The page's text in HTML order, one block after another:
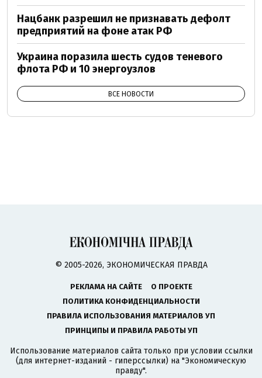
Нацбанк разрешил не признавать дефолт
предприятий на фоне атак РФ
Украина поразила шесть судов теневого
флота РФ и 10 энергоузлов
ВСЕ НОВОСТИ
© 2005-2026, ЭКОНОМИЧЕСКАЯ ПРАВДА
РЕКЛАМА НА САЙТЕ
О ПРОЕКТЕ
ПОЛИТИКА КОНФИДЕНЦИАЛЬНОСТИ
ПРАВИЛА ИСПОЛЬЗОВАНИЯ МАТЕРИАЛОВ УП
ПРИНЦИПЫ И ПРАВИЛА РАБОТЫ УП
Использование материалов сайта только при условии ссылки
(для интернет-изданий - гиперссылки) на "Экономическую
правду".